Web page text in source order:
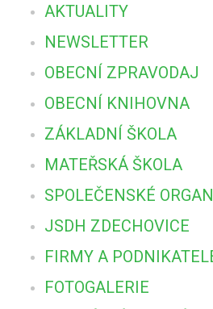
AKTUALITY
NEWSLETTER
OBECNÍ ZPRAVODAJ
OBECNÍ KNIHOVNA
ZÁKLADNÍ ŠKOLA
MATEŘSKÁ ŠKOLA
SPOLEČENSKÉ
JSDH ZDECHOVICE
FIRMY A
FOTOGALERIE